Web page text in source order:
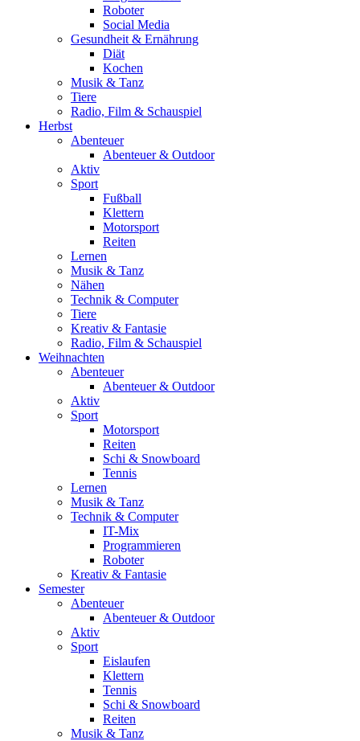
Roboter
Social Media
Gesundheit & Ernährung
Diät
Kochen
Musik & Tanz
Tiere
Radio, Film & Schauspiel
Herbst
Abenteuer
Abenteuer & Outdoor
Aktiv
Sport
Fußball
Klettern
Motorsport
Reiten
Lernen
Musik & Tanz
Nähen
Technik & Computer
Tiere
Kreativ & Fantasie
Radio, Film & Schauspiel
Weihnachten
Abenteuer
Abenteuer & Outdoor
Aktiv
Sport
Motorsport
Reiten
Schi & Snowboard
Tennis
Lernen
Musik & Tanz
Technik & Computer
IT-Mix
Programmieren
Roboter
Kreativ & Fantasie
Semester
Abenteuer
Abenteuer & Outdoor
Aktiv
Sport
Eislaufen
Klettern
Tennis
Schi & Snowboard
Reiten
Musik & Tanz